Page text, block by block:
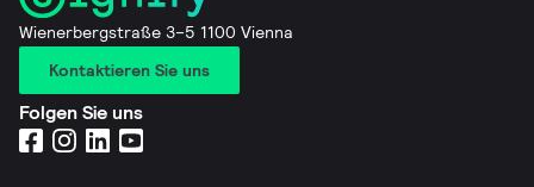
Wienerbergstraße 3–5 1100 Vienna
Kontaktieren Sie uns
Folgen Sie uns